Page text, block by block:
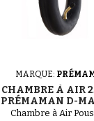
MARQUE:
CHAMBRE À AIR
PRÉMAMAN D-
Chambre à Air